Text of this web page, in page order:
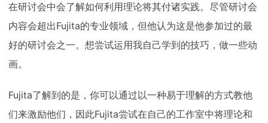
在研讨会中会了解如何利用理论将其付诸实践。尽管研讨会
内容会超出Fujita的专业领域，但他认为这是他参加过的最
好的研讨会之一。想尝试运用我自己学到的技巧，做一些动
画。
Fujita了解到的是，你可以通过以一种易于理解的方式教他
们来激励他们，因此Fujita尝试在自己的工作室中将理论和